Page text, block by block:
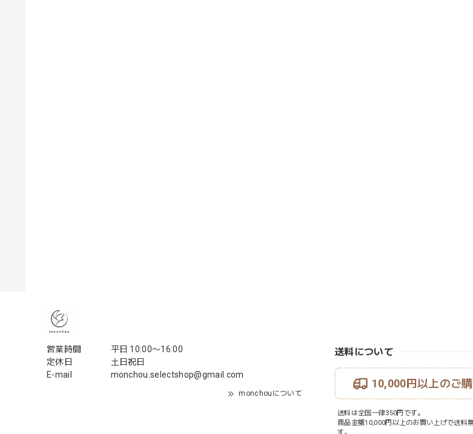
営業時間
平日 10:00〜16:00
定休日
土日祝日
E-mail
monchou.selectshop@gmail.com
monchouについて
送料について
10,000円以上のご
送料は全国一律350円です。
商品金額10,000円以上のお買い上げで送料